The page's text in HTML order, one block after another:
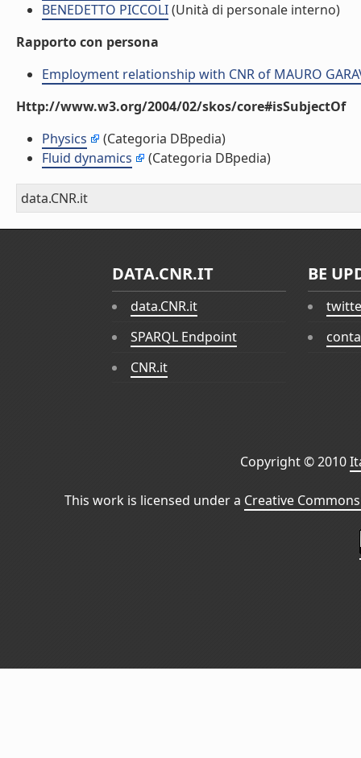
BENEDETTO PICCOLI(Unità di personale interno)
Rapporto con persona
Employment relationship with CNR of MAURO
Http://www.w3.org/2004/02/skos/core#isSubjectOf
Physics
(Categoria DBpedia)
Fluid dynamics
(Categoria DBpedia)
data.CNR.it
DATA.CNR.IT
data.CNR.it
SPARQL Endpoint
CNR.it
BE
Copyright © 2010
This work is licensed under a Creative